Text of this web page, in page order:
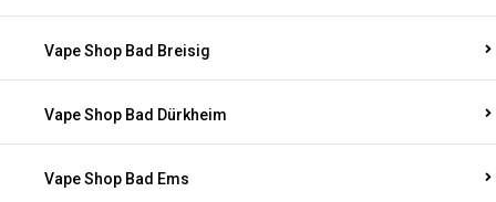
Vape Shop Bad Breisig
Vape Shop Bad Dürkheim
Vape Shop Bad Ems